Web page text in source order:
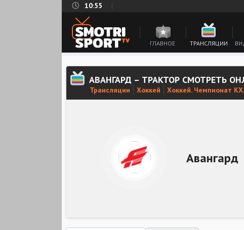
10:55
ГЛАВНОЕ ТРАНСЛЯЦИИ
АВАНГАРД – ТРАКТОР СМОТРЕТЬ
Трансляции Хоккей Хоккей. Чемпионат
Авангард